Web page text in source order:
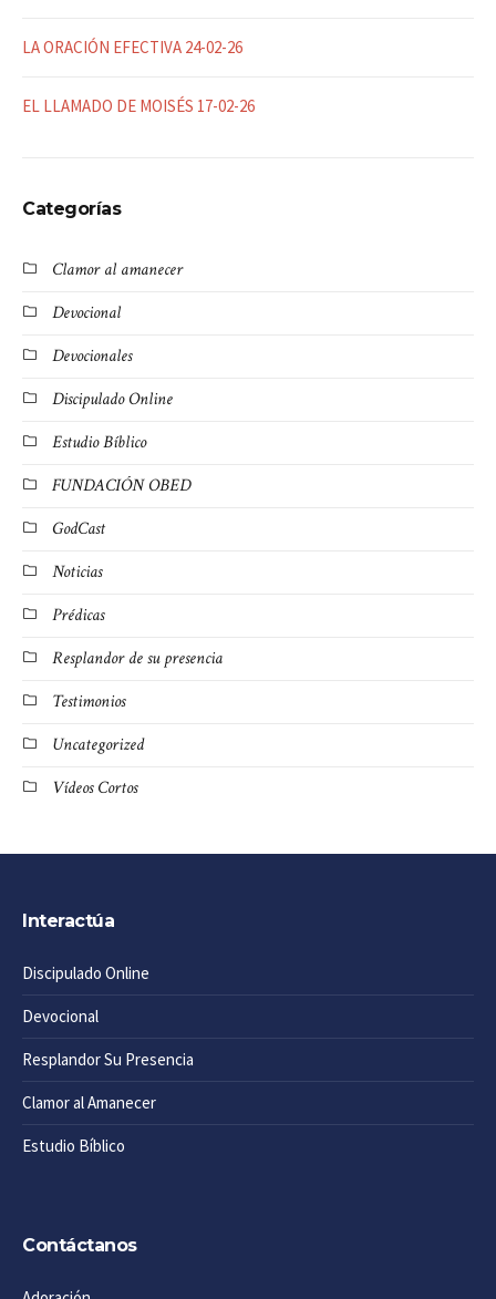
LA ORACIÓN EFECTIVA 24-02-26
EL LLAMADO DE MOISÉS 17-02-26
Categorías
Clamor al amanecer
Devocional
Devocionales
Discipulado Online
Estudio Bíblico
FUNDACIÓN OBED
GodCast
Noticias
Prédicas
Resplandor de su presencia
Testimonios
Uncategorized
Vídeos Cortos
Interactúa
Discipulado Online
Devocional
Resplandor Su Presencia
Clamor al Amanecer
Estudio Bíblico
Contáctanos